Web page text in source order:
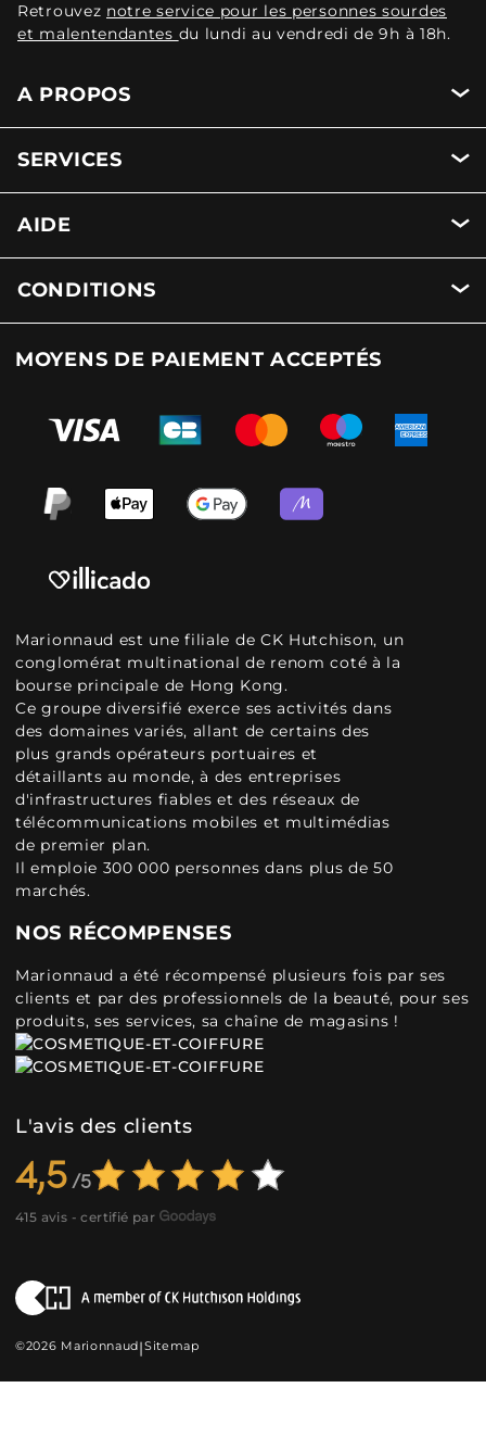
Retrouvez notre service pour les personnes sourdes
et malentendantes du lundi au vendredi de 9h à 18h.
A PROPOS
SERVICES
AIDE
CONDITIONS
MOYENS DE PAIEMENT ACCEPTÉS
Marionnaud est une filiale de CK Hutchison, un
conglomérat multinational de renom coté à la
bourse principale de Hong Kong.
Ce groupe diversifié exerce ses activités dans
des domaines variés, allant de certains des
plus grands opérateurs portuaires et
détaillants au monde, à des entreprises
d'infrastructures fiables et des réseaux de
télécommunications mobiles et multimédias
de premier plan.
Il emploie 300 000 personnes dans plus de 50
marchés.
NOS RÉCOMPENSES
Marionnaud a été récompensé plusieurs fois par ses
clients et par des professionnels de la beauté, pour ses
produits, ses services, sa chaîne de magasins !
L'avis des clients
4,5
415 avis - certifié par
©2026 Marionnaud|Sitemap